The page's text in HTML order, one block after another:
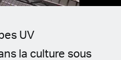
UV
la culture sous